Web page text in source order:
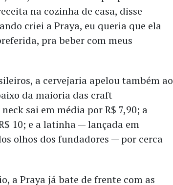
na cozinha de casa, disse
criei a Praya, eu queria que ela
pra beber com meus
a cervejaria apelou também ao
da maioria das craft
sai em média por R$ 7,90; a
10; e a latinha — lançada em
olhos dos fundadores — por cerca
a Praya já bate de frente com as